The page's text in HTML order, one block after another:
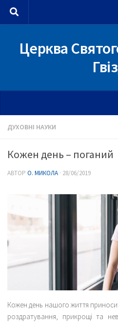
Skip to content
Церква
ДУХОВНІ НАУКИ
Кожен день – поганий
АВТОР О. МИКОЛА · 28/06/2019
Кожен день нашого життя
роздратування, прикрощі та